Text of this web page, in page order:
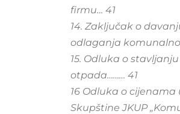
firmu… 41
14. Zaključak o
odlaganja
15. Odluka o
otpada……… 41
16 Odluka o
Skupštine JKUP